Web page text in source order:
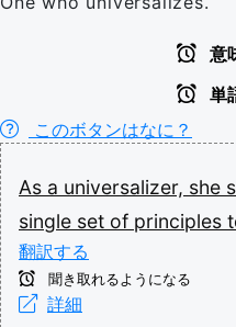
意
単
このボタンはなに？
As a universalizer, she
single set of principles
翻訳する
聞き取れるようになる
詳細